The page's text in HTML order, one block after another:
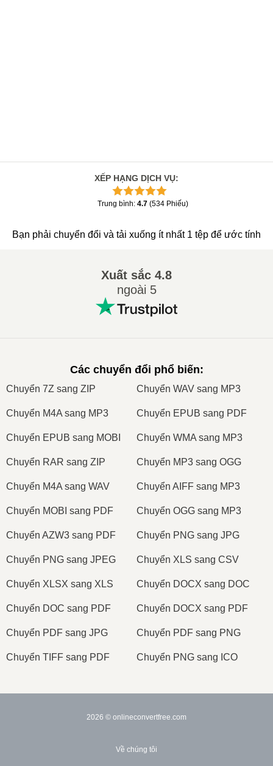
XẾP HẠNG DỊCH VỤ:
Trung bình: 4.7 (534 Phiếu)
Bạn phải chuyển đổi và tải xuống ít nhất 1 tệp để ước tính
Xuất sắc 4.8
ngoài 5
Các chuyển đổi phổ biến:
Сhuyển 7Z sang ZIP Сhuyển WAV sang MP3
Сhuyển M4A sang MP3 Сhuyển EPUB sang PDF
Сhuyển EPUB sang MOBI Сhuyển WMA sang MP3
Сhuyển RAR sang ZIP Сhuyển MP3 sang OGG
Сhuyển M4A sang WAV Сhuyển AIFF sang MP3
Сhuyển MOBI sang PDF Сhuyển OGG sang MP3
Сhuyển AZW3 sang PDF Сhuyển PNG sang JPG
Сhuyển PNG sang JPEG Сhuyển XLS sang CSV
Сhuyển XLSX sang XLS Сhuyển DOCX sang DOC
Сhuyển DOC sang PDF Сhuyển DOCX sang PDF
Сhuyển PDF sang JPG Сhuyển PDF sang PNG
Сhuyển TIFF sang PDF Сhuyển PNG sang ICO
2026 © onlineconvertfree.com
Về chúng tôi